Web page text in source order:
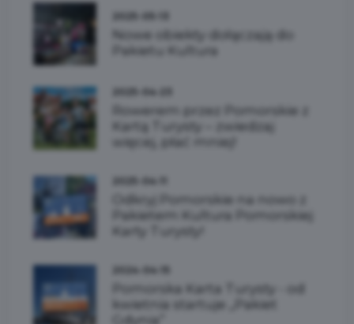
Nowe obiekty dołączają do
Pakietu Kultura
Rowerem przez Pomorskie z
Kartą Turysty – zwiedzaj
więcej, płać mniej!
Odkryj Pomorskie na nowo z
Pakietem Kultura Pomorskiej
Karty Turysty!
Pomorska Karta Turysty - od
kwietnia startuje „Pakiet
Gdynia”